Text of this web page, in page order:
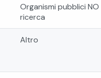
Organismi pubblici NO
ricerca
Altro